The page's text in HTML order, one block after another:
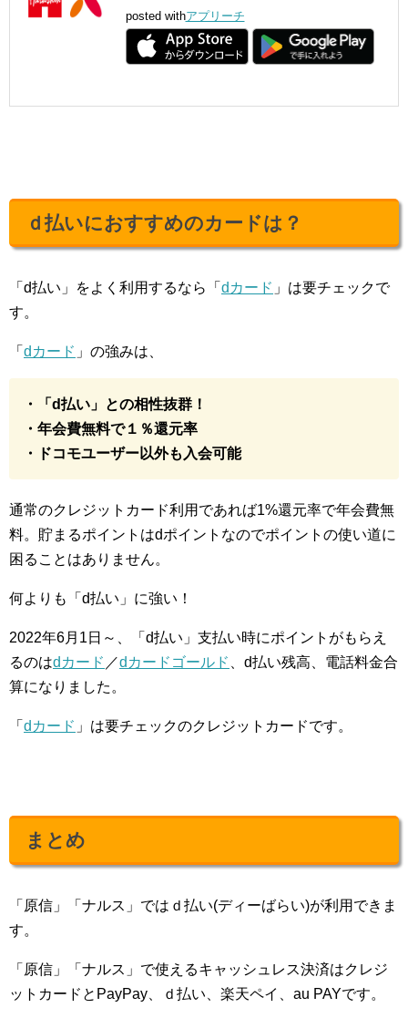
posted withアプリーチ
ｄ払いにおすすめのカードは？
「d払い」をよく利用するなら「 dカード 」は要チェックで
す。
「 dカード 」の強みは、
・「d払い」との相性抜群！
・年会費無料で１％還元率
・ドコモユーザー以外も入会可能
通常のクレジットカード利用であれば1%還元率で年会費無
料。貯まるポイントはdポイントなのでポイントの使い道に
困ることはありません。
何よりも「d払い」に強い！
2022年6月1日～、「d払い」支払い時にポイントがもらえ
るのはdカード ／dカードゴールド 、d払い残高、電話料金合
算になりました。
「 dカード 」は要チェックのクレジットカードです。
まとめ
「原信」「ナルス」ではｄ払い(ディーばらい)が利用できま
す。
「原信」「ナルス」で使えるキャッシュレス決済はクレジ
ットカードとPayPay、ｄ払い、楽天ペイ、au PAYです。